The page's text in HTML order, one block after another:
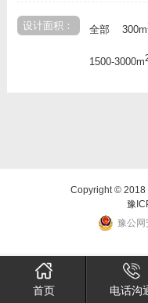
设计面积： 全部 300m
1500-3000m
Copyright © 2018
豫
豫公
首页 电话沟